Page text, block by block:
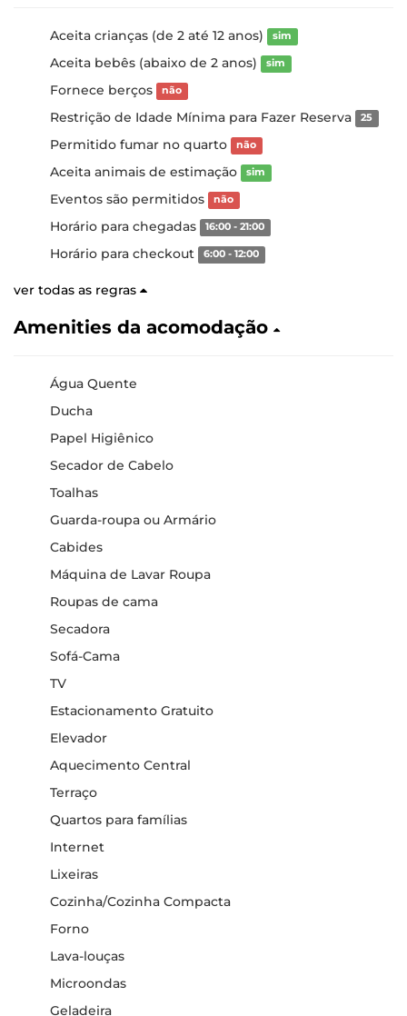
Aceita crianças (de 2 até 12 anos) sim
Aceita bebês (abaixo de 2 anos) sim
Fornece berços não
Restrição de Idade Mínima para Fazer Reserva 25
Permitido fumar no quarto não
Aceita animais de estimação sim
Eventos são permitidos não
Horário para chegadas 16:00 - 21:00
Horário para checkout 6:00 - 12:00
ver todas as regras
Amenities da acomodação
Água Quente
Ducha
Papel Higiênico
Secador de Cabelo
Toalhas
Guarda-roupa ou Armário
Cabides
Máquina de Lavar Roupa
Roupas de cama
Secadora
Sofá-Cama
TV
Estacionamento Gratuito
Elevador
Aquecimento Central
Terraço
Quartos para famílias
Internet
Lixeiras
Cozinha/Cozinha Compacta
Forno
Lava-louças
Microondas
Geladeira